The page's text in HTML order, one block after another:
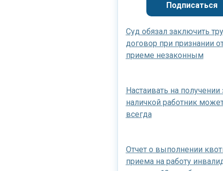
Подписаться
Суд обязал заключить
договор при признании
приеме незаконным
Настаивать на получении
наличкой работник
всегда
Отчет о выполнении
приема на работу